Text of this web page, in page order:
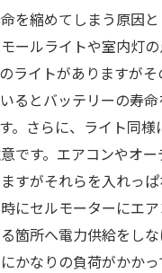
を縮めてしまう原因
ールライトや室内灯
ライトがありますが
るとバッテリーの寿
。さらに、ライト同
です。エアコンやオ
すがそれらを入れっ
にセルモーターにエ
箇所へ電力供給をし
かなりの負荷がかかっ